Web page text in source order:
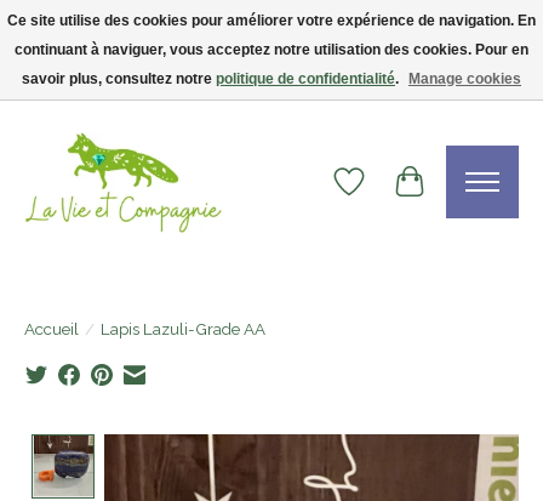
Livraison gratuite dès 75$ — code LVCFREE• Clients USA : visitez la boutique
Liste de souhaits
Panier
Accueil / Lapis Lazuli-Grade AA
Product image slideshow Items
Ce site utilise des cookies pour améliorer votre expérience de navigation. En
continuant à naviguer, vous acceptez notre utilisation des cookies. Pour en
savoir plus, consultez notre politique de confidentialité. Manage cookies